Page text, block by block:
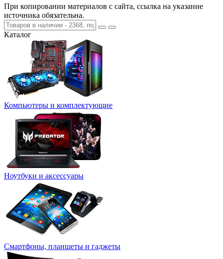
При копировании материалов с сайта, ссылка на указание
источника обязательна.
Каталог
Компьютеры и комплектующие
Ноутбуки и аксессуары
Смартфоны, планшеты и гаджеты